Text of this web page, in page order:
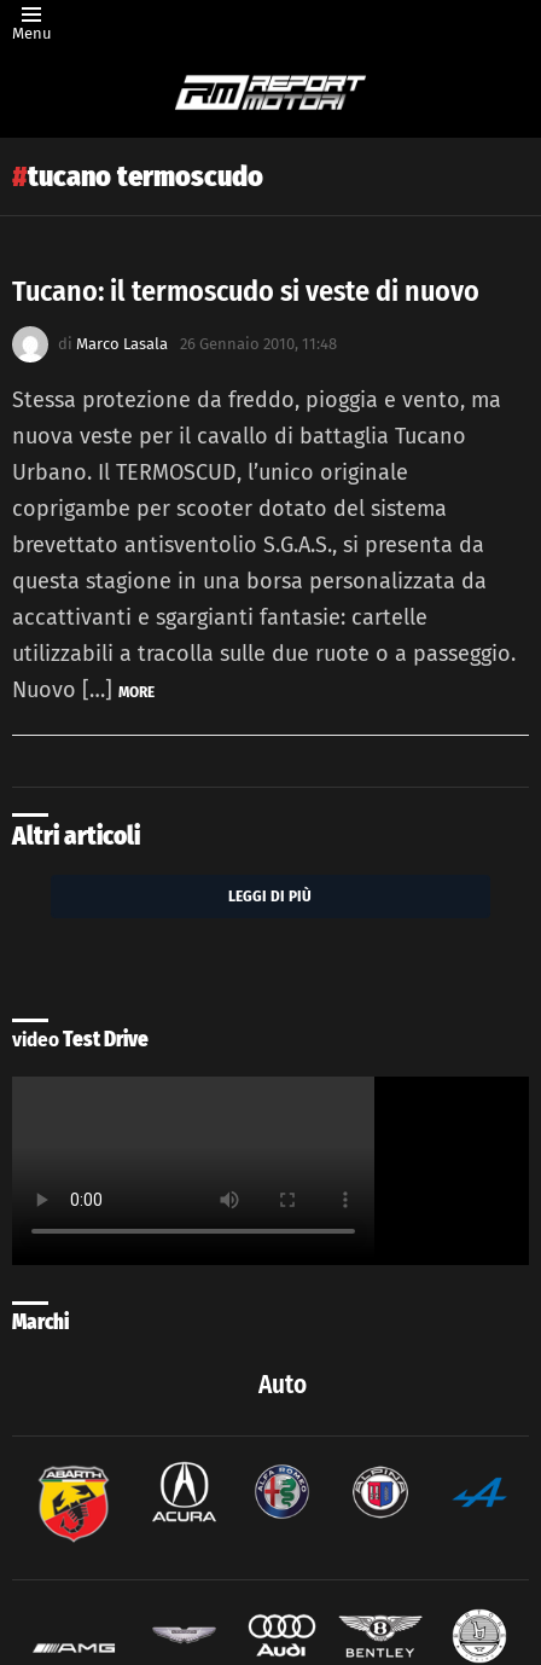
Menu
tucano termoscudo
Latest
story
Tucano: il termoscudo si veste di nuovo
di Marco Lasala 26 Gennaio 2010, 11:48
Stessa protezione da freddo, pioggia e vento, ma
nuova veste per il cavallo di battaglia Tucano
Urbano. Il TERMOSCUD, l’unico originale
coprigambe per scooter dotato del sistema
brevettato antisventolio S.G.A.S., si presenta da
questa stagione in una borsa personalizzata da
accattivanti e sgargianti fantasie: cartelle
utilizzabili a tracolla sulle due ruote o a passeggio.
Nuovo […] MORE
Altri articoli
LEGGI DI PIÙ
videoTest Drive
Marchi
Auto